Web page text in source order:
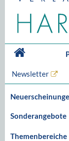
Newsletter
Sonderangebote
Themenbereiche